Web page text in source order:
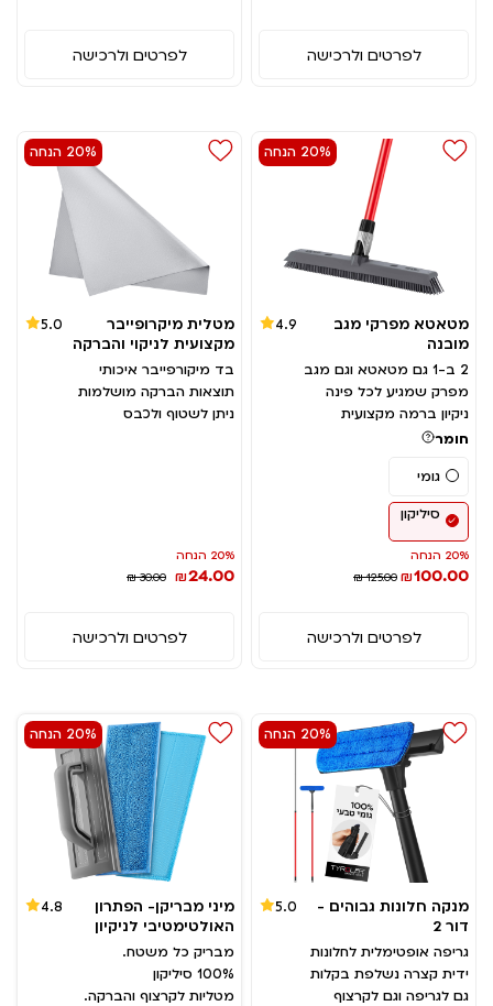
לפרטים ולרכישה לפרטים ולרכישה
20% הנחה
מטאטא מפרקי מגב
מובנה
4.9
2 ב-1 גם מטאטא וגם מגב
מפרק שמגיע לכל פינה
ניקיון ברמה מקצועית
חומר
גומי
סיליקון
20% הנחה
₪100.00
₪ 125.00
לפרטים ולרכישה
20% הנחה
מטלית מיקרופייבר
מקצועית לניקוי והברקה
5.0
בד מיקורפייבר איכותי
תוצאות הברקה מושלמות
ניתן לשטוף ולכבס
20% הנחה
₪24.00
₪ 30.00
לפרטים ולרכישה
20% הנחה
מנקה חלונות גבוהים -
דור 2
5.0
גריפה אופטימלית לחלונות
ידית קצרה נשלפת בקלות
גם לגריפה וגם לקרצוף
20% הנחה
מיני מבריקן- הפתרון
האולטימטיבי לניקיון
4.8
מבריק כל משטח.
100% סיליקון
מטליות לקרצוף והברקה.